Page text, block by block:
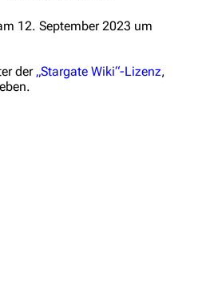
Übersicht
12. September 2023 um
der „Stargate Wiki“-Lizenz,